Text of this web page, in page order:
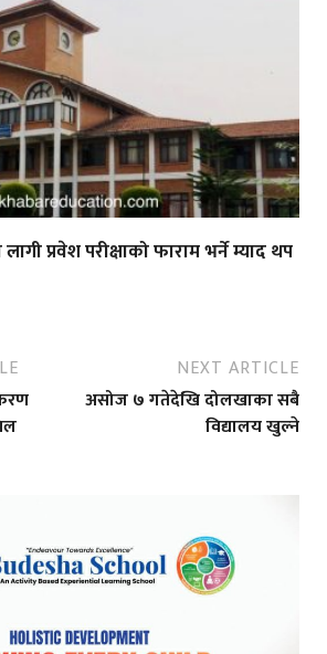
प्रवेश परीक्षाको फाराम भर्ने म्याद थप
NEXT ARTICLE
असोज ७ गतेदेखि दोलखाका सबै
विद्यालय खुल्ने